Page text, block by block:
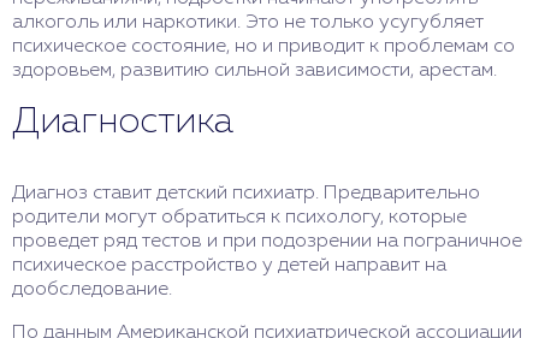
алкоголь или наркотики. Это не только усугубляет
психическое состояние, но и приводит к проблемам со
здоровьем, развитию сильной зависимости, арестам.
Диагностика
Диагноз ставит детский психиатр. Предварительно
родители могут обратиться к психологу, которые
проведет ряд тестов и при подозрении на пограничное
психическое расстройство у детей направит на
дообследование.
По данным Американской психиатрической ассоциации